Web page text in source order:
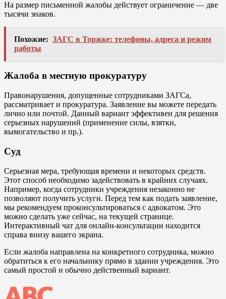
На размер письменной жалобы действует ограничение — две
тысячи знаков.
Похожие: ЗАГС в Торжке: телефоны, адреса и режим
работы
Жалоба в местную прокуратуру
Правонарушения, допущенные сотрудниками ЗАГСа,
рассматривает и прокуратура. Заявление вы можете передать
лично или почтой. Данный вариант эффективен для решения
серьезных нарушений (применение силы, взятки,
вымогательство и пр.).
Суд
Серьезная мера, требующая времени и некоторых средств.
Этот способ необходимо задействовать в крайних случаях.
Например, когда сотрудники учреждения незаконно не
позволяют получить услуги. Перед тем как подать заявление,
мы рекомендуем проконсультироваться с адвокатом. Это
можно сделать уже сейчас, на текущей странице.
Интерактивный чат для онлайн-консультации находится
справа внизу вашего экрана.
Если жалоба направлена на конкретного сотрудника, можно
обратиться к его начальнику прямо в здании учреждения. Это
самый простой и обычно действенный вариант.